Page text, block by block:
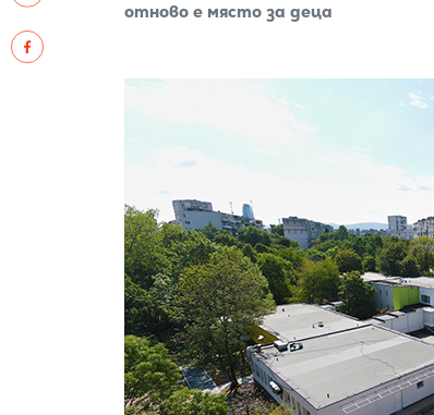
отново е място за деца